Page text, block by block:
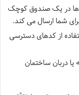
در یک صندوق کوچک
شما ارسال می کند.
از کدهای دسترسی
یا دربان ساختمان